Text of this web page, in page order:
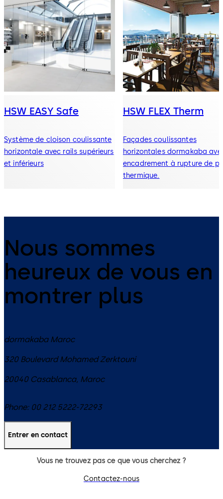
HSW EASY Safe
Système de cloison coulissante
horizontale avec rails supérieurs
et inférieurs
HSW FLEX Therm
Façades coulissantes
horizontales dormakaba
encadrement à rupture de
thermique.
Nous sommes
heureux de vous en
montrer plus
dormakaba Maroc
320 Boulevard Mohamed Zerktouni
20040 Casablanca, Maroc
Phone: 00 212 5222-72293
Entrer en contact
Vous ne trouvez pas ce que vous cherchez ?
Contactez-nous